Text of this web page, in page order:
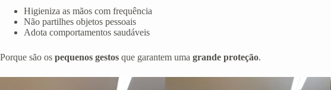
Higieniza as mãos com frequência
Não partilhes objetos pessoais
Adota comportamentos saudáveis
Porque são os pequenos gestos que garantem uma grande proteção.